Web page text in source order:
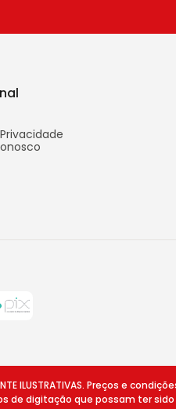
ILUSTRATIVAS.
digitação que possam ter sido